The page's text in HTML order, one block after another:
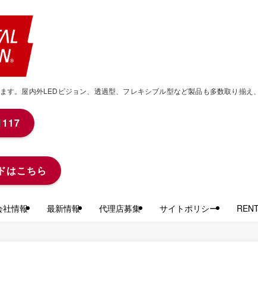
。屋内外LEDビジョン、透過型、フレキシブル型など製品も多数取り揃え
社情報 最新情報 代理店募集 サイトポリシー
はこちら